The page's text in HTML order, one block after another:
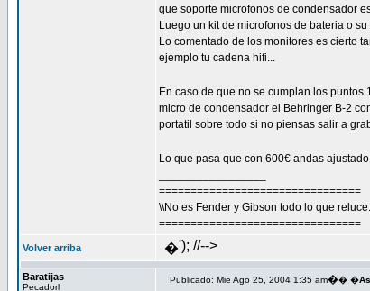
que soporte microfonos de condensador
Luego un kit de microfonos de bateria o
Lo comentado de los monitores es cierto
ejemplo tu cadena hifi...
En caso de que no se cumplan los
micro de condensador el Behringer B-2
portatil sobre todo si no piensas salir a
Lo que pasa que con 600€ andas
================================
\\No es Fender y Gibson todo lo que
================================
Volver arriba �'); //-->
Baratijas
Pecadorl
Publicado: Mie Ago 25, 2004 1:35 am�� �